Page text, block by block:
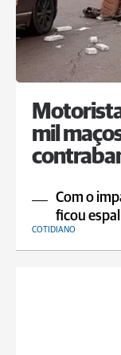
mil
Com o
ficou
COTIDIANO